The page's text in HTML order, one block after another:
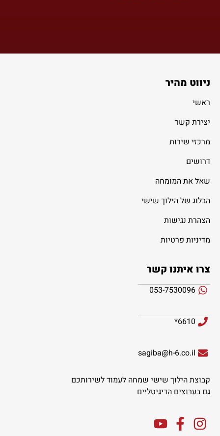
ניווט מהיר
ראשי
יצירת קשר
מרכזי שירות
דרושים
שאל את המומחה
הבלוג של הילוך שישי
הצהרת נגישות
מדיניות פרטיות
צרו איתנו קשר
053-7530096
6610*
sagiba@h-6.co.il
קבוצת הילוך שישי שמחה לעמוד לשירותכם
גם בערוצים הדיגיטליים